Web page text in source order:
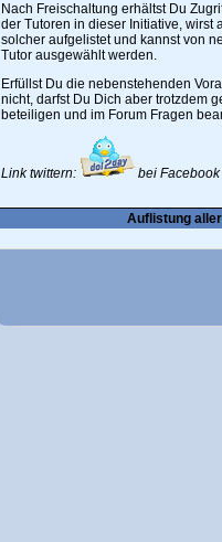
Nach Freischaltung erhältst Du
der Tutoren in dieser Initiative, wirst
solcher aufgelistet und kannst von
Tutor ausgewählt werden.
Erfüllst Du die nebenstehenden
nicht, darfst Du Dich aber trotzdem
beteiligen und im Forum Fragen
Link twittern: bei
Auflistung